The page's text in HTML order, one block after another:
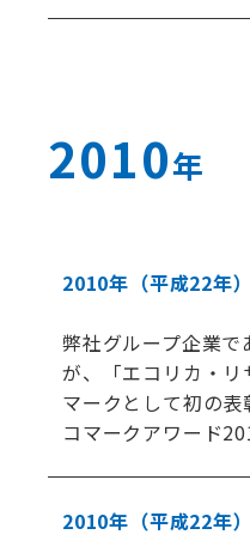
2010年
2010年 （平成22年）
弊社グループ企業で
が、「エコリカ・
マークとして初の
コマークアワード
2010年 （平成22年）